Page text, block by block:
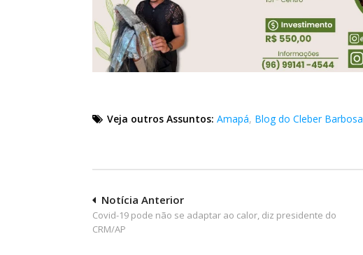
Veja outros Assuntos: Amapá, Blog do Cleber Barbosa
Navegação
de
Notícia Anterior
Covid-19 pode não se adaptar ao calor, diz presidente do
CRM/AP